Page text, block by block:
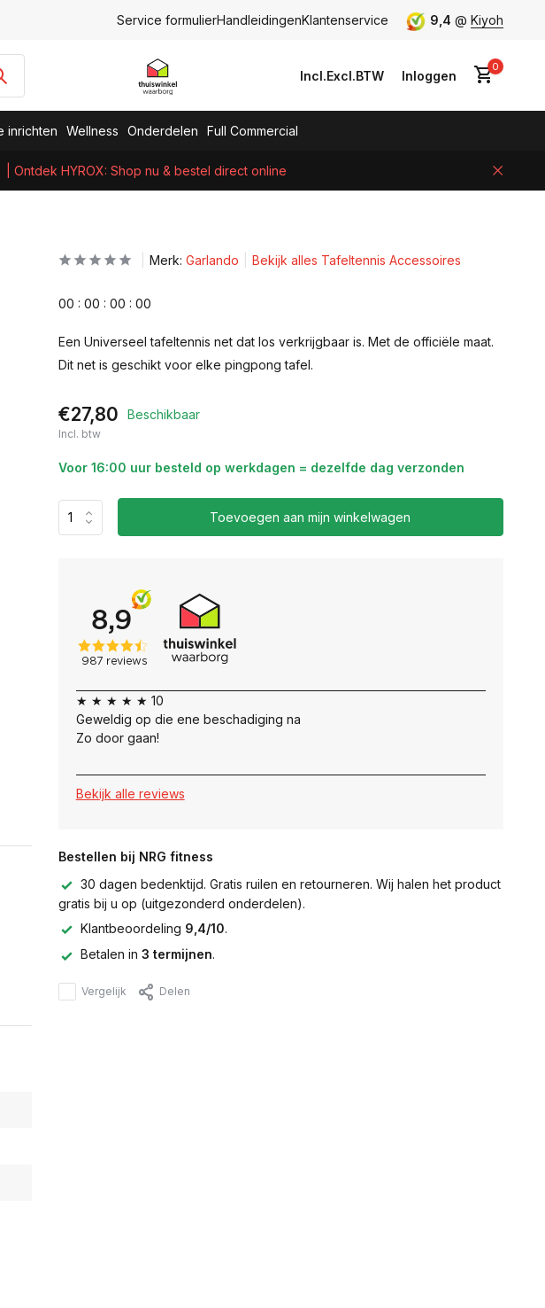
Service formulierHandleidingenKlantenservice 9,4 @ Kiyoh
Incl.Excl.BTW Inloggen
0
inrichten Wellness Onderdelen Full Commercial
| Ontdek HYROX: Shop nu & bestel direct online
Merk: Garlando Bekijk alles Tafeltennis Accessoires
00 : 00 : 00 : 00
Een Universeel tafeltennis net dat los verkrijgbaar is. Met de officiële maat.
Dit net is geschikt voor elke pingpong tafel.
€27,80 Beschikbaar
Incl. btw
Voor 16:00 uur besteld op werkdagen = dezelfde dag verzonden
Toevoegen aan mijn winkelwagen
★ ★ ★ ★ ★ 10
Geweldig op die ene beschadiging na
Zo door gaan!
Bekijk alle reviews
Bestellen bij NRG fitness
30 dagen bedenktijd. Gratis ruilen en retourneren. Wij halen het product
gratis bij u op (uitgezonderd onderdelen).
Klantbeoordeling 9,4/10.
Betalen in 3 termijnen.
Vergelijk Delen